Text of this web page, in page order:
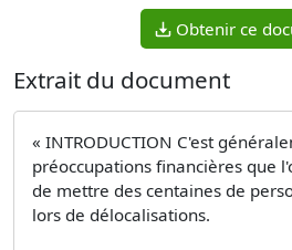
Obtenir ce
Extrait du document
« INTRODUCTION C'est
préoccupations financières que
de mettre des centaines de
lors de délocalisations.